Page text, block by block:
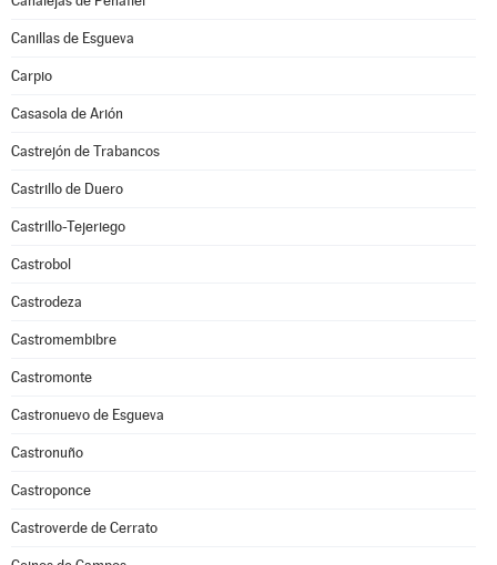
Canillas de Esgueva
Carpio
Casasola de Arión
Castrejón de Trabancos
Castrillo de Duero
Castrillo-Tejeriego
Castrobol
Castrodeza
Castromembibre
Castromonte
Castronuevo de Esgueva
Castronuño
Castroponce
Castroverde de Cerrato